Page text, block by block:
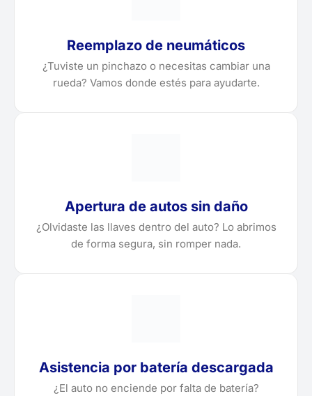
Reemplazo de neumáticos
¿Tuviste un pinchazo o necesitas cambiar una
rueda? Vamos donde estés para ayudarte.
Apertura de autos sin daño
¿Olvidaste las llaves dentro del auto? Lo abrimos
de forma segura, sin romper nada.
Asistencia por batería descargada
¿El auto no enciende por falta de batería?